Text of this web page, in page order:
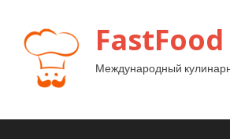
FastFood
Международный